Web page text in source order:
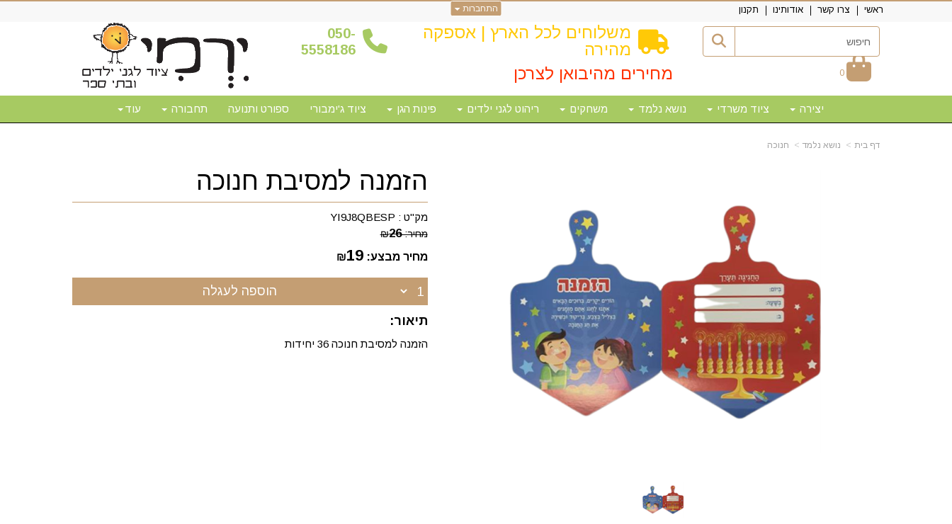
התחברות ראשי צרו קשר אודותינו תקנון
0
משלוחים לכל הארץ | אספקה
מהירה
050-
5558186
מחירים מהיבואן לצרכן
יצירה ציוד משרדי נושא נלמד משחקים ריהוט לגני ילדים פינות הגן ציוד ג'ימבורי ספורט ותנועה תחבורה עוד
דף בית נושא נלמד חנוכה
הזמנה למסיבת חנוכה
מק"ט : YI9J8QBESP
מחיר: ₪26
מחיר מבצע: ₪19
הוספה לעגלה
תיאור:
הזמנה למסיבת חנוכה 36 יחידות